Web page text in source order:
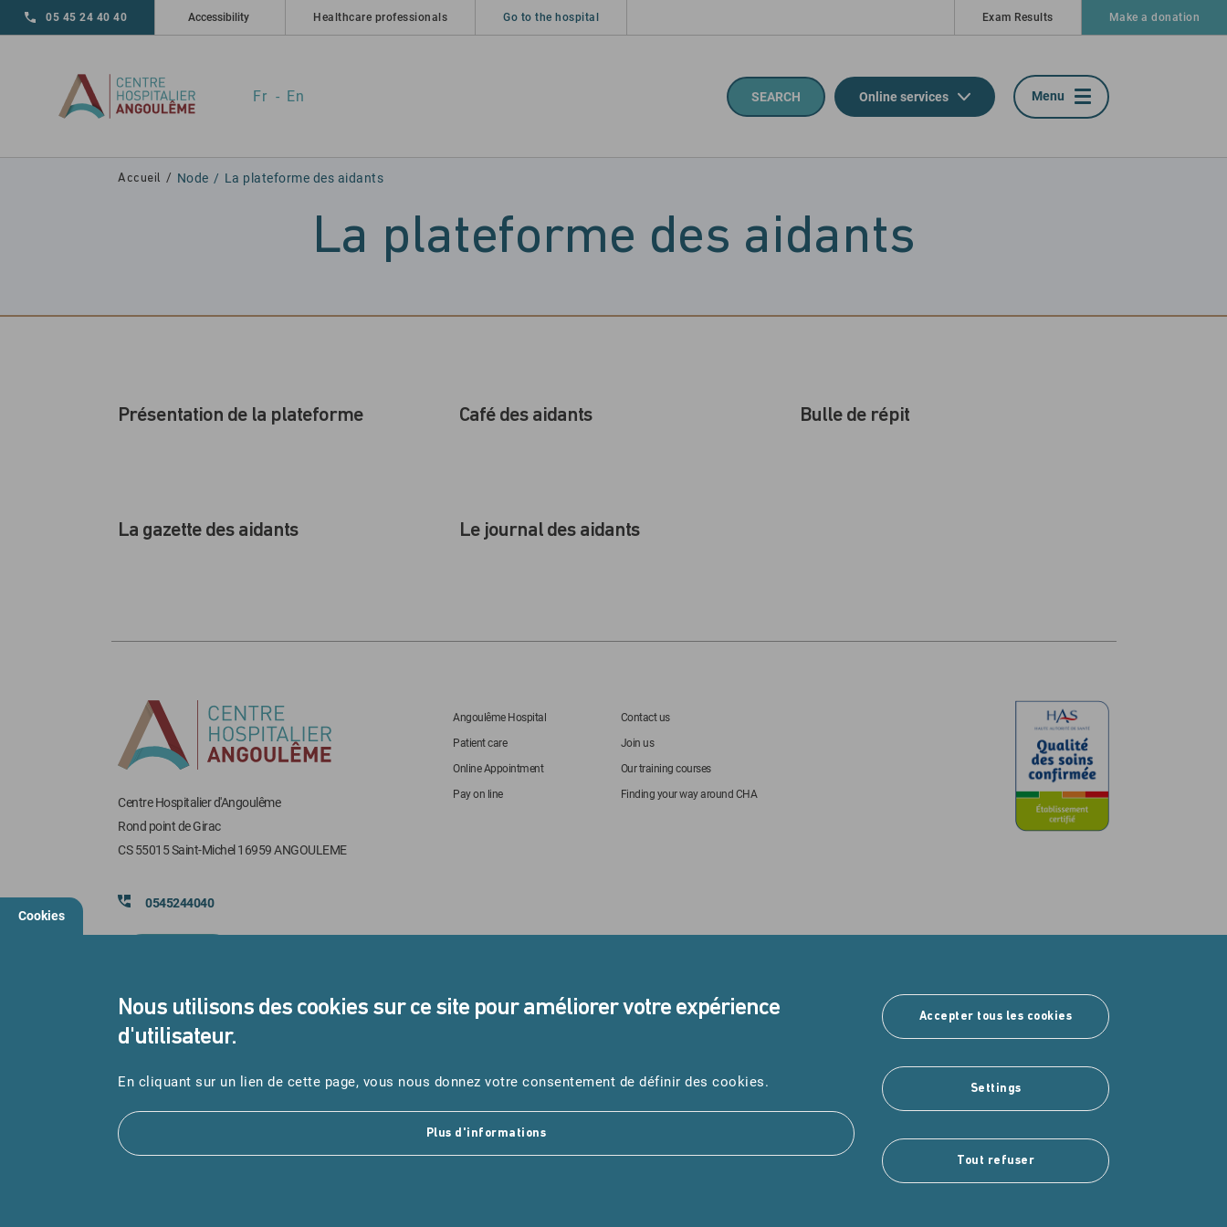
Fr En
05 45 24 40 40 Accessibility Healthcare professionals Go to the hospital Exam Results Make a donation
SEARCH Online services Menu
Accueil Node La plateforme des aidants
La plateforme des aidants
Présentation de la plateforme Café des aidants Bulle de répit
La gazette des aidants Le journal des aidants
Centre Hospitalier d'Angoulême
Rond point de Girac
CS 55015 Saint-Michel 16959 ANGOULEME
Angoulême Hospital
Patient care
Online Appointment
Pay on line
Contact us
Join us
Our training courses
Finding your way around CHA
0545244040
05 45 24 40 40
Samu : 15
Pompiers : 18
Cookies
Nous utilisons des cookies sur ce site pour améliorer votre expérience
d'utilisateur.
En cliquant sur un lien de cette page, vous nous donnez votre consentement de définir des cookies.
Plus d'informations
Accepter tous les cookies
Settings
Tout refuser